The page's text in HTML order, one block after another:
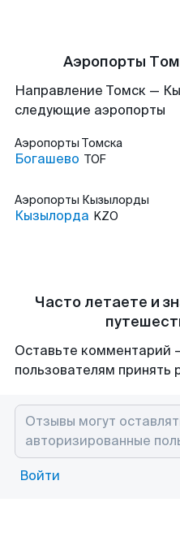
Аэропорты
Направление Томск —
следующие аэропорты
Аэропорты Томска
Богашево TOF
Аэропорты Кызылорды
Кызылорда KZO
Часто летаете и
Оставьте комментарий
пользователям принять
Войти